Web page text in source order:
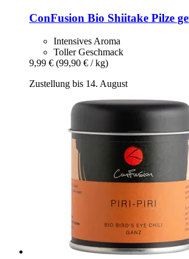
ConFusion Bio Shiitake Pilze
Intensives Aroma
Toller Geschmack
9,99 € (99,90 € / kg)
Zustellung bis 14. August